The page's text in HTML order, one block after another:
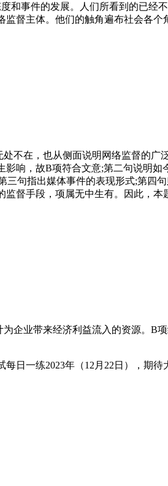
事件的发展。人们所看到的已经
督主体。他们的触角遍布社会各个
，也从侧面说明网络监督的广
响，故B项符合文意;第二句说明如
句指出媒体事件的表现形式;第四
督手段，项属无中生有。因此，本
业带来经济利益流入的资源。B
一练2023年（12月22日），期待